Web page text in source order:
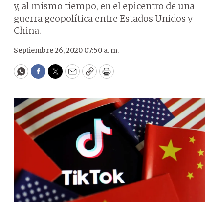
y, al mismo tiempo, en el epicentro de una
guerra geopolítica entre Estados Unidos y
China.
Septiembre 26, 2020 07:50 a. m.
WhatsApp
Facebook
Twitter
EmailCopyPrint